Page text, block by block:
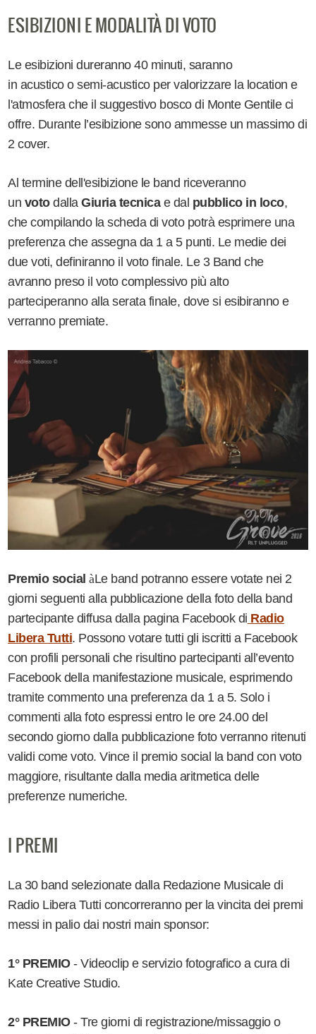
ESIBIZIONI E MODALITÀ DI VOTO
Le esibizioni dureranno 40 minuti, saranno
in acustico o semi-acustico per valorizzare la location e
l'atmosfera che il suggestivo bosco di Monte Gentile ci
offre. Durante l’esibizione sono ammesse un massimo di
2 cover.
Al termine dell'esibizione le band riceveranno
un votodallaGiuria tecnicae dal pubblico in loco,
che compilando la scheda di voto potrà esprimere una
preferenza che assegna da 1 a 5 punti. Le medie dei
due voti, definiranno il voto finale. Le 3 Band che
avranno preso il voto complessivo più alto
parteciperanno alla serata finale, dove si esibiranno e
verranno premiate.
Premio socialàLe band potranno essere votate nei 2
giorni seguenti alla pubblicazione della foto della band
partecipante diffusa dalla pagina Facebook di Radio
Libera Tutti. Possono votare tutti gli iscritti a Facebook
con profili personali che risultino partecipanti all’evento
Facebook della manifestazione musicale, esprimendo
tramite commento una preferenza da 1 a 5. Solo i
commenti alla foto espressi entro le ore 24.00 del
secondo giorno dalla pubblicazione foto verranno ritenuti
validi come voto. Vince il premio social la band con voto
maggiore, risultante dalla media aritmetica delle
preferenze numeriche.
I PREMI
La 30 band selezionate dalla Redazione Musicale di
Radio Libera Tutti concorreranno per la vincita dei premi
messi in palio dai nostri main sponsor:
1° PREMIO- Videoclip e servizio fotografico a cura di
Kate Creative Studio.
2° PREMIO- Tre giorni di registrazione/missaggio o